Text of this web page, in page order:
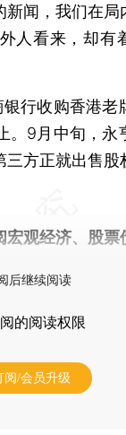
闻，我们在局
人看来，却有
行收购香港老
。9月中旬，永
方正就出售股
宏观经济、股票
后继续阅读
的阅读权限
阅/会员升级